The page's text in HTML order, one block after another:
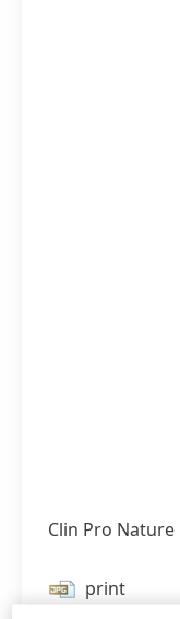
Clin Pro Nature
print